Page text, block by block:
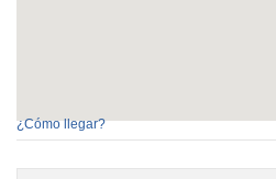
¿Cómo llegar?